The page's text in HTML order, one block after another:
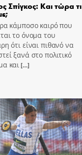
Σπίγκος: Και τώρα τι
κάμποσο καιρό που
το όνομα του
ότι είναι πιθανό να
ξανά στο πολιτικό
και[…]